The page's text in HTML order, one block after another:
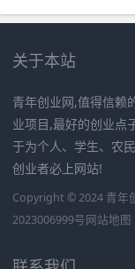
关于本站
青年创业网,值得信赖
业项目,最好的创业点
于为个人、学生、农
创业者必上网站!
Copyright © 2024 青年
2023006999号网站地图